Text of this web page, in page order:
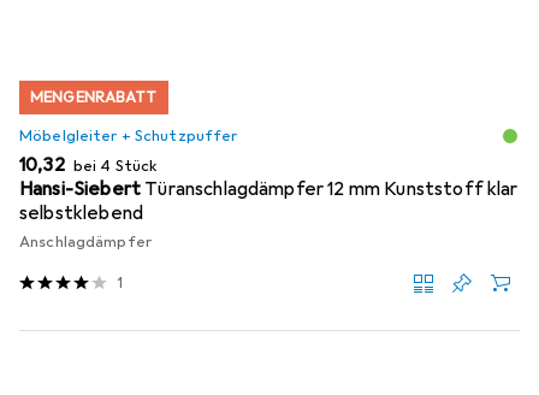
MENGENRABATT
Möbelgleiter + Schutzpuffer
EUR
10,32 bei 4 Stück
Hansi-Siebert Türanschlagdämpfer 12 mm Kunststoff klar
selbstklebend
Anschlagdämpfer
1